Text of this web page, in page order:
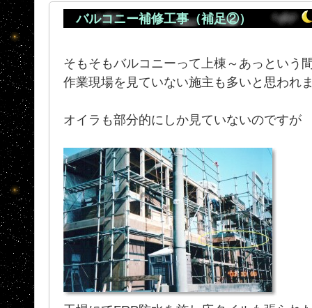
バルコニー補修工事（補足②）
そもそもバルコニーって上棟～あっという
作業現場を見ていない施主も多いと思われ
オイラも部分的にしか見ていないのですが